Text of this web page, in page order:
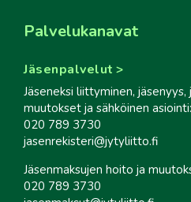
Palvelukanavat
Jäsenpalvelut
Jäseneksi liittyminen,
muutokset ja sähköinen asiointi:
020 789 3730
jasenrekisteri@jytyliitto.fi
Jäsenmaksujen hoito ja
020 789 3730